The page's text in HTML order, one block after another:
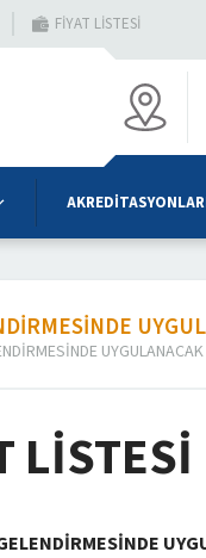
FIYAT LISTESI
LİSTESİ